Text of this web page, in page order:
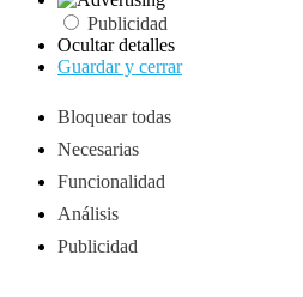
Publicidad
Ocultar detalles
Guardar y cerrar
Bloquear todas
Necesarias
Funcionalidad
Análisis
Publicidad